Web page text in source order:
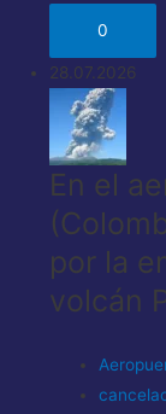
0
28.07.2026
En el
por la
volcán